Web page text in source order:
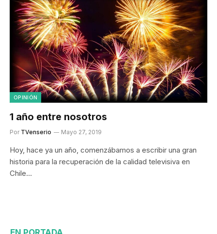
OPINIÓN
1 año entre nosotros
Por TVenserio Mayo 27, 2019
Hoy, hace ya un año, comenzábamos a escribir una gran
historia para la recuperación de la calidad televisiva en
Chile…